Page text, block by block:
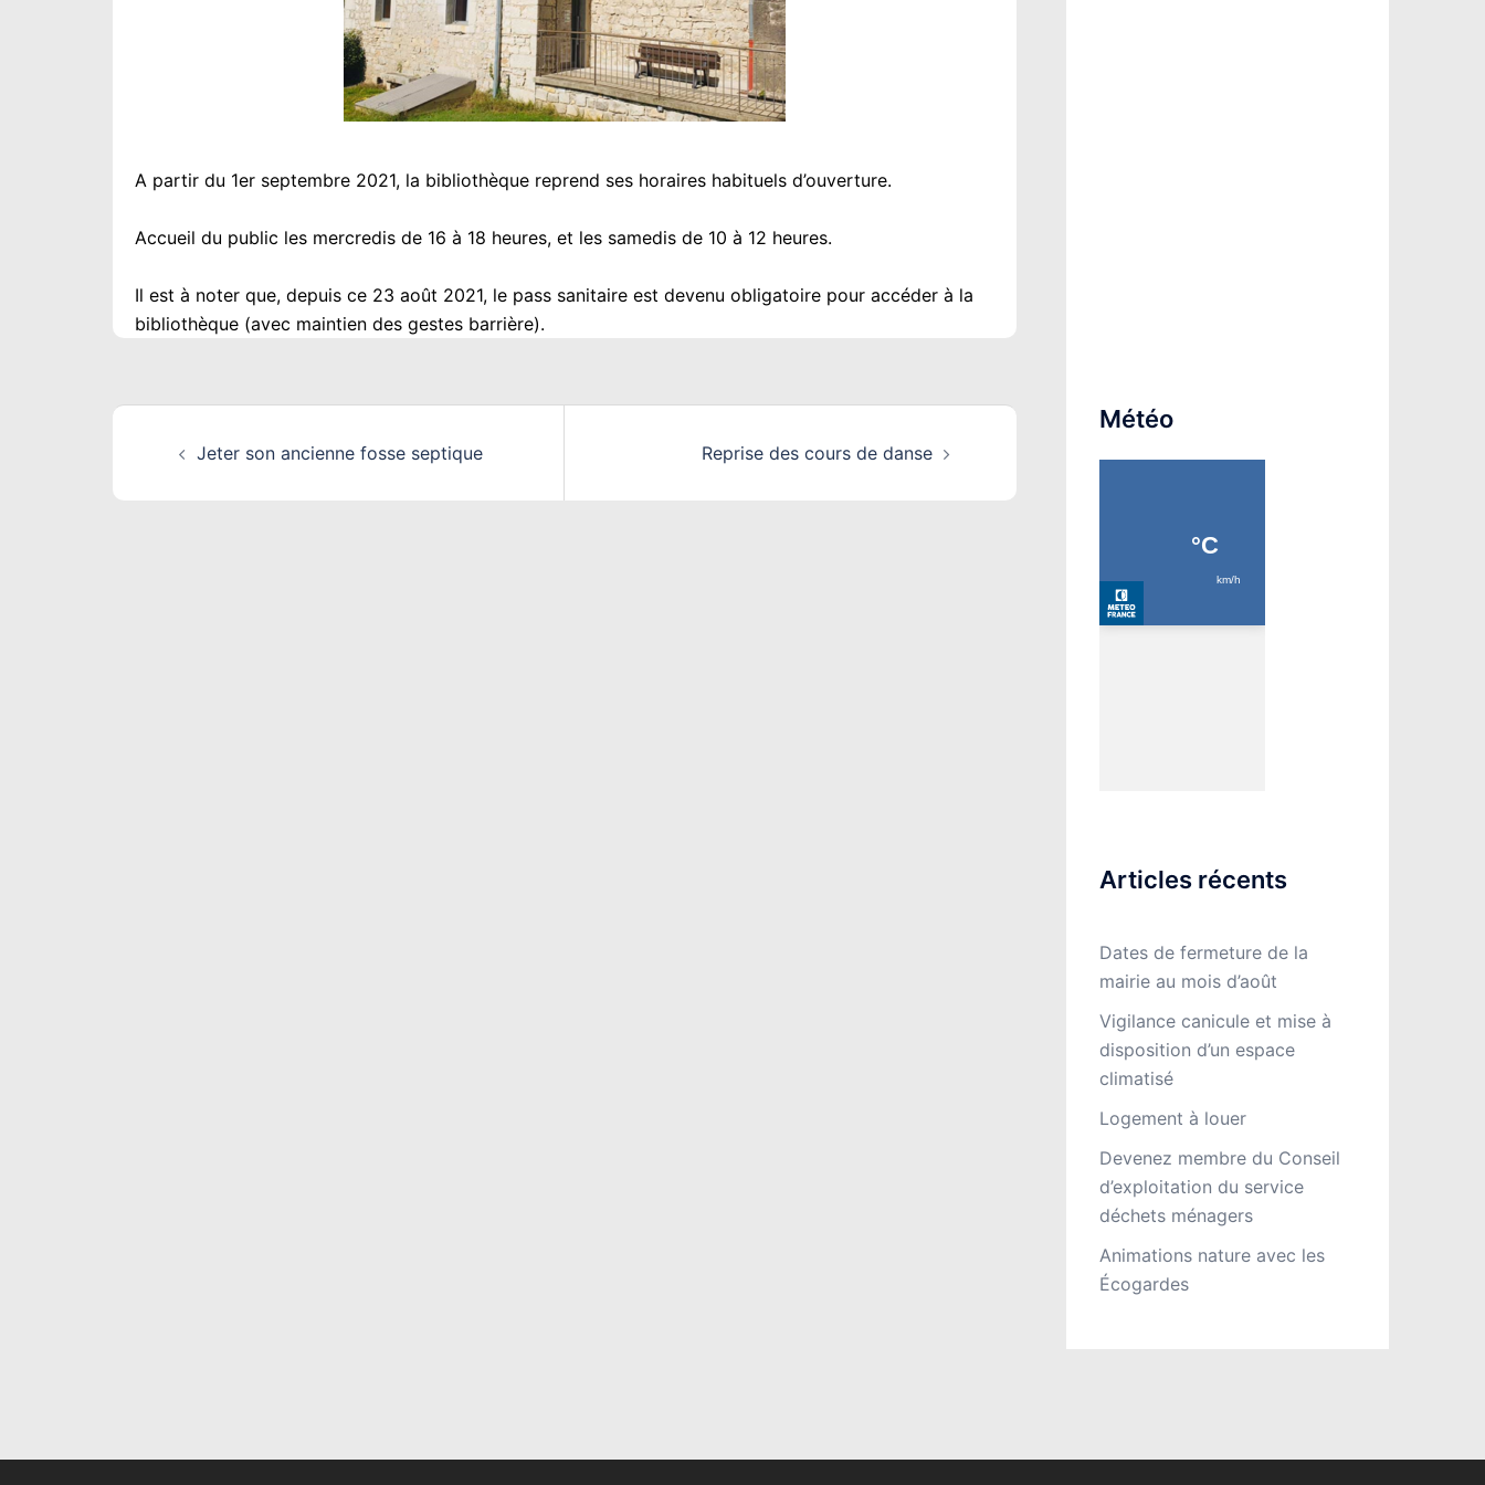
A partir du 1er septembre 2021, la bibliothèque reprend ses horaires habituels d’ouverture.
Accueil du public les mercredis de 16 à 18 heures, et les samedis de 10 à 12 heures.
Il est à noter que, depuis ce 23 août 2021, le pass sanitaire est devenu obligatoire pour accéder à la
bibliothèque (avec maintien des gestes barrière).
Jeter son ancienne fosse septique Reprise des cours de danse
Météo
Articles récents
Dates de fermeture de la
mairie au mois d’août
Vigilance canicule et mise à
disposition d’un espace
climatisé
Logement à louer
Devenez membre du Conseil
d’exploitation du service
déchets ménagers
Animations nature avec les
Écogardes